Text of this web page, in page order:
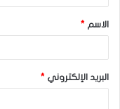
ق
*الاسم *
البريد الإلكتروني *